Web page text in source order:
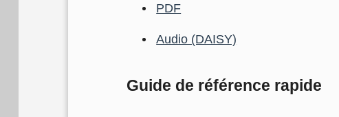
PDF
Audio (DAISY)
Guide de référence rapide